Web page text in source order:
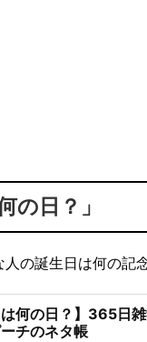
の日？」
の誕生日は何の記
は何の日？】365日
チのネタ帳